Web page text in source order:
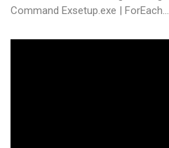
Command Exsetup.exe | ForEach…